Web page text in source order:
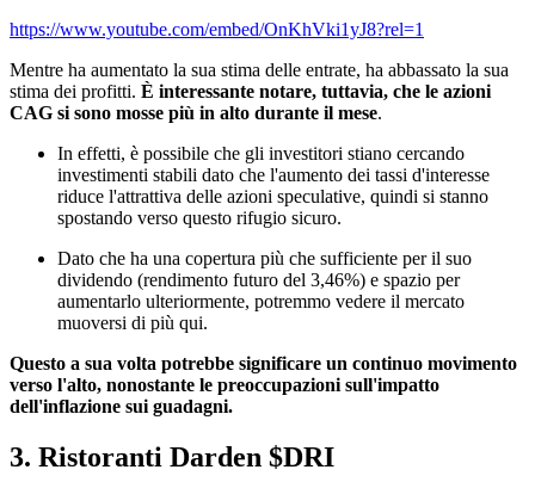
https://www.youtube.com/embed/OnKhVki1yJ8?rel=1
Mentre ha aumentato la sua stima delle entrate, ha abbassato la sua
stima dei profitti. È interessante notare, tuttavia, che le azioni
CAG si sono mosse più in alto durante il mese.
In effetti, è possibile che gli investitori stiano cercando
investimenti stabili dato che l'aumento dei tassi d'interesse
riduce l'attrattiva delle azioni speculative, quindi si stanno
spostando verso questo rifugio sicuro.
Dato che ha una copertura più che sufficiente per il suo
dividendo (rendimento futuro del 3,46%) e spazio per
aumentarlo ulteriormente, potremmo vedere il mercato
muoversi di più qui.
Questo a sua volta potrebbe significare un continuo movimento
verso l'alto, nonostante le preoccupazioni sull'impatto
dell'inflazione sui guadagni.
3. Ristoranti Darden $DRI